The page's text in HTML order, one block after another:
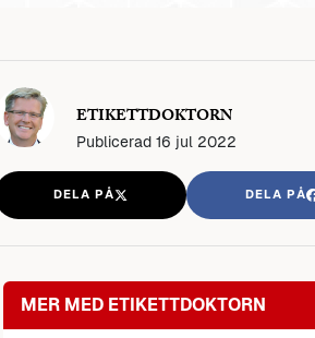
ETIKETTDOKTORN
Publicerad 16 jul 2022
DELA PÅ DELA PÅ
MER MED ETIKETTDOKTORN